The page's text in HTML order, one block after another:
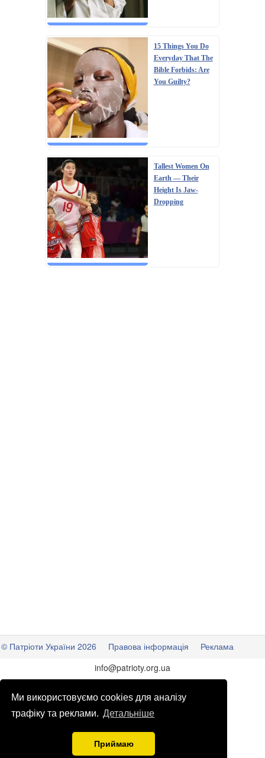
Ми використовуємо cookies для аналізу
трафіку та реклами. Детальніше
Приймаю
15 Things You Do
Everyday That The
Bible Forbids: Are
You Guilty?
Tallest Women On
Earth — Their
Height Is Jaw-
Dropping
© Патріоти України 2026 Правова інформація
Реклама
info@patrioty.org.ua